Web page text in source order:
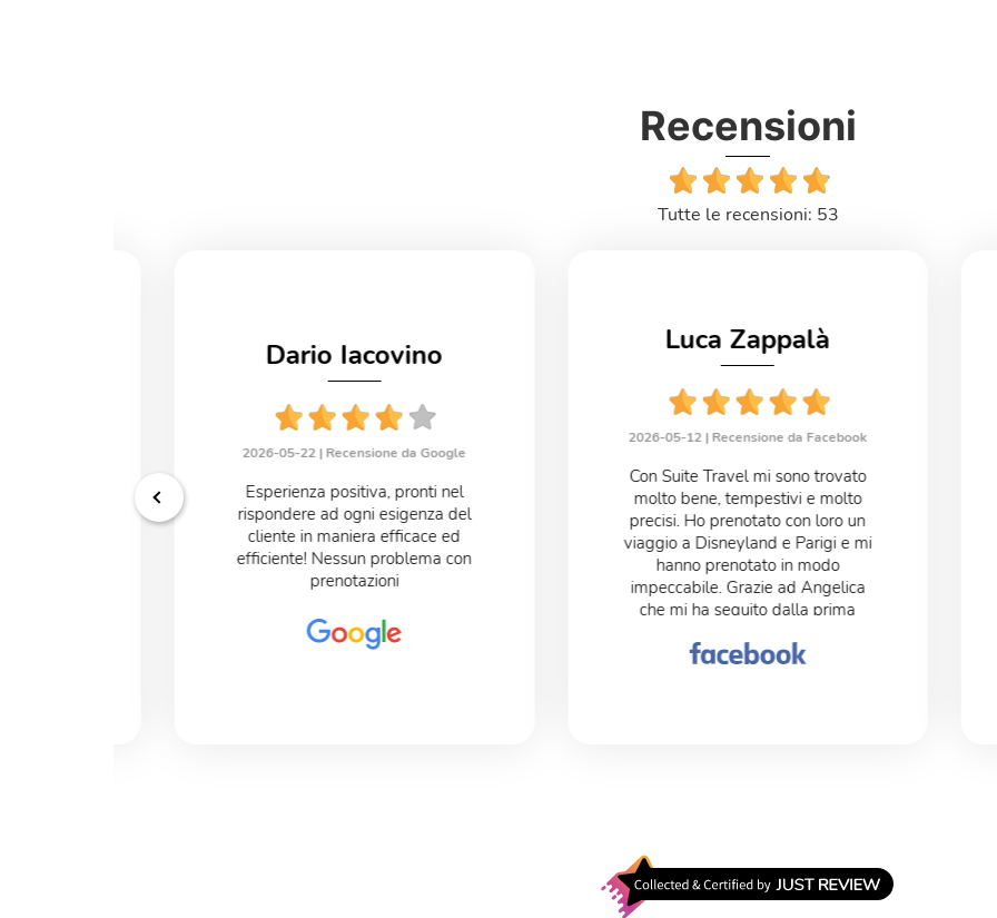
Recensioni
Tutte le recensioni: 53
Dario Iacovino
2026-05-22 |Recensione da Google
Esperienza positiva, pronti nel
rispondere ad ogni esigenza del
cliente in maniera efficace ed
efficiente! Nessun problema con
prenotazioni
Luca Zappalà
2026-05-12 |Recensione da Facebook
Con Suite Travel mi sono trovato
molto bene, tempestivi e molto
precisi. Ho prenotato con loro un
viaggio a Disneyland e Parigi e mi
hanno prenotato in modo
impeccabile. Grazie ad Angelica
che mi ha seguito dalla prima